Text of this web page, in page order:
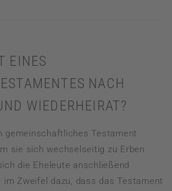
EINES
NACH
WIEDERHEIRAT?
gemeinschaftliches Testament
sie sich wechselseitig zu Erben
die Eheleute anschließend
Zweifel dazu, dass das Testament